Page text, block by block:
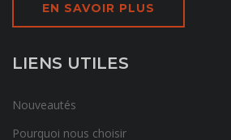
EN SAVOIR PLUS
LIENS UTILES
Nouveautés
Pourquoi nous choisir